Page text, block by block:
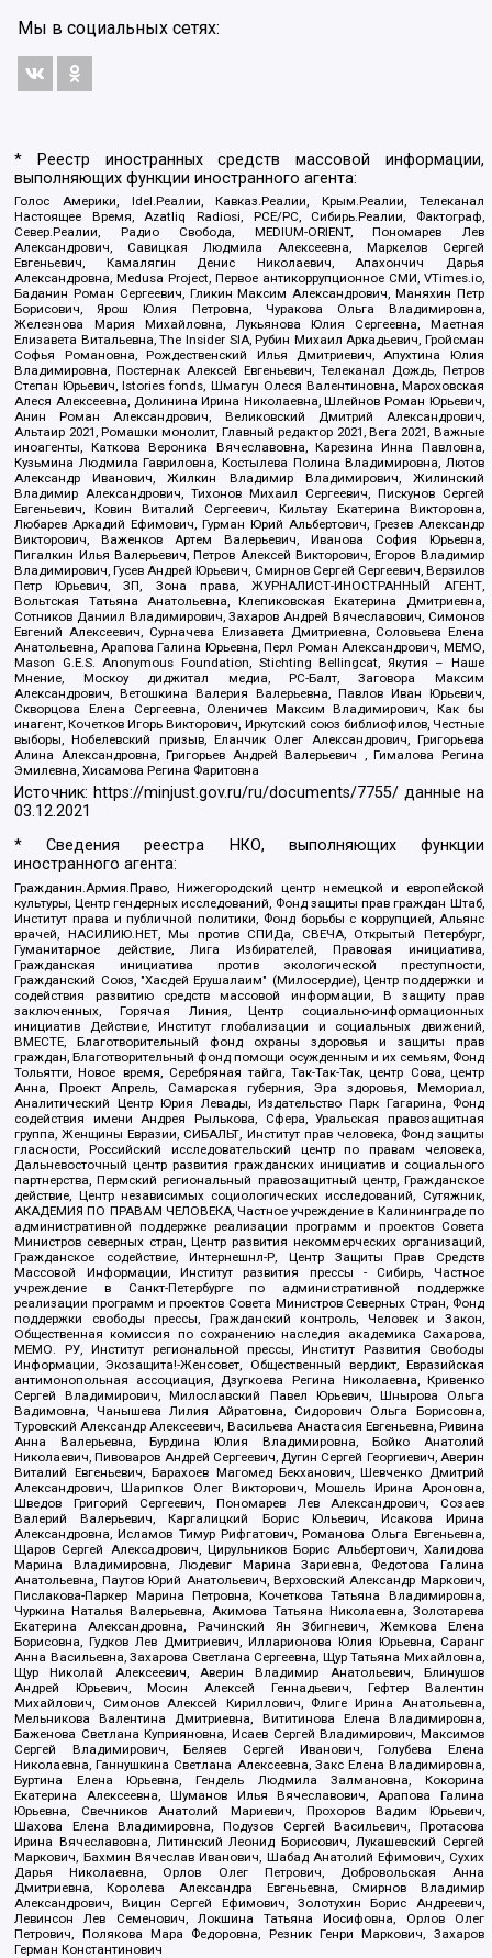
Мы в социальных сетях:
* Реестр иностранных средств массовой информации,
выполняющих функции иностранного агента:
Голос Америки, Idel.Реалии, Кавказ.Реалии, Крым.Реалии, Телеканал
Настоящее Время, Azatliq Radiosi, PCE/PC, Сибирь.Реалии, Фактограф,
Север.Реалии, Радио Свобода, MEDIUM-ORIENT, Пономарев Лев
Александрович, Савицкая Людмила Алексеевна, Маркелов Сергей
Евгеньевич, Камалягин Денис Николаевич, Апахончич Дарья
Александровна, Medusa Project, Первое антикоррупционное СМИ, VTimes.io,
Баданин Роман Сергеевич, Гликин Максим Александрович, Маняхин Петр
Борисович, Ярош Юлия Петровна, Чуракова Ольга Владимировна,
Железнова Мария Михайловна, Лукьянова Юлия Сергеевна, Маетная
Елизавета Витальевна, The Insider SIA, Рубин Михаил Аркадьевич, Гройсман
Софья Романовна, Рождественский Илья Дмитриевич, Апухтина Юлия
Владимировна, Постернак Алексей Евгеньевич, Телеканал Дождь, Петров
Степан Юрьевич, Istories fonds, Шмагун Олеся Валентиновна, Мароховская
Алеся Алексеевна, Долинина Ирина Николаевна, Шлейнов Роман Юрьевич,
Анин Роман Александрович, Великовский Дмитрий Александрович,
Альтаир 2021, Ромашки монолит, Главный редактор 2021, Вега 2021, Важные
иноагенты, Каткова Вероника Вячеславовна, Карезина Инна Павловна,
Кузьмина Людмила Гавриловна, Костылева Полина Владимировна, Лютов
Александр Иванович, Жилкин Владимир Владимирович, Жилинский
Владимир Александрович, Тихонов Михаил Сергеевич, Пискунов Сергей
Евгеньевич, Ковин Виталий Сергеевич, Кильтау Екатерина Викторовна,
Любарев Аркадий Ефимович, Гурман Юрий Альбертович, Грезев Александр
Викторович, Важенков Артем Валерьевич, Иванова София Юрьевна,
Пигалкин Илья Валерьевич, Петров Алексей Викторович, Егоров Владимир
Владимирович, Гусев Андрей Юрьевич, Смирнов Сергей Сергеевич, Верзилов
Петр Юрьевич, ЗП, Зона права, ЖУРНАЛИСТ-ИНОСТРАННЫЙ АГЕНТ,
Вольтская Татьяна Анатольевна, Клепиковская Екатерина Дмитриевна,
Сотников Даниил Владимирович, Захаров Андрей Вячеславович, Симонов
Евгений Алексеевич, Сурначева Елизавета Дмитриевна, Соловьева Елена
Анатольевна, Арапова Галина Юрьевна, Перл Роман Александрович, МЕМО,
Mason G.E.S. Anonymous Foundation, Stichting Bellingcat, Якутия – Наше
Мнение, Москоу диджитал медиа, РС-Балт, Заговора Максим
Александрович, Ветошкина Валерия Валерьевна, Павлов Иван Юрьевич,
Скворцова Елена Сергеевна, Оленичев Максим Владимирович, Как бы
инагент, Кочетков Игорь Викторович, Иркутский союз библиофилов, Честные
выборы, Нобелевский призыв, Еланчик Олег Александрович, Григорьева
Алина Александровна, Григорьев Андрей Валерьевич , Гималова Регина
Эмилевна, Хисамова Регина Фаритовна
Источник: https://minjust.gov.ru/ru/documents/7755/ данные на
03.12.2021
* Сведения реестра НКО, выполняющих функции
иностранного агента:
Гражданин.Армия.Право, Нижегородский центр немецкой и европейской
культуры, Центр гендерных исследований, Фонд защиты прав граждан Штаб,
Институт права и публичной политики, Фонд борьбы с коррупцией, Альянс
врачей, НАСИЛИЮ.НЕТ, Мы против СПИДа, СВЕЧА, Открытый Петербург,
Гуманитарное действие, Лига Избирателей, Правовая инициатива,
Гражданская инициатива против экологической преступности,
Гражданский Союз, "Хасдей Ерушалаим" (Милосердие), Центр поддержки и
содействия развитию средств массовой информации, В защиту прав
заключенных, Горячая Линия, Центр социально-информационных
инициатив Действие, Институт глобализации и социальных движений,
ВМЕСТЕ, Благотворительный фонд охраны здоровья и защиты прав
граждан, Благотворительный фонд помощи осужденным и их семьям, Фонд
Тольятти, Новое время, Серебряная тайга, Так-Так-Так, центр Сова, центр
Анна, Проект Апрель, Самарская губерния, Эра здоровья, Мемориал,
Аналитический Центр Юрия Левады, Издательство Парк Гагарина, Фонд
содействия имени Андрея Рылькова, Сфера, Уральская правозащитная
группа, Женщины Евразии, СИБАЛЬТ, Институт прав человека, Фонд защиты
гласности, Российский исследовательский центр по правам человека,
Дальневосточный центр развития гражданских инициатив и социального
партнерства, Пермский региональный правозащитный центр, Гражданское
действие, Центр независимых социологических исследований, Сутяжник,
АКАДЕМИЯ ПО ПРАВАМ ЧЕЛОВЕКА, Частное учреждение в Калининграде по
административной поддержке реализации программ и проектов Совета
Министров северных стран, Центр развития некоммерческих организаций,
Гражданское содействие, Интернешнл-Р, Центр Защиты Прав Средств
Массовой Информации, Институт развития прессы - Сибирь, Частное
учреждение в Санкт-Петербурге по административной поддержке
реализации программ и проектов Совета Министров Северных Стран, Фонд
поддержки свободы прессы, Гражданский контроль, Человек и Закон,
Общественная комиссия по сохранению наследия академика Сахарова,
МЕМО. РУ, Институт региональной прессы, Институт Развития Свободы
Информации, Экозащита!-Женсовет, Общественный вердикт, Евразийская
антимонопольная ассоциация, Дзугкоева Регина Николаевна, Кривенко
Сергей Владимирович, Милославский Павел Юрьевич, Шнырова Ольга
Вадимовна, Чанышева Лилия Айратовна, Сидорович Ольга Борисовна,
Туровский Александр Алексеевич, Васильева Анастасия Евгеньевна, Ривина
Анна Валерьевна, Бурдина Юлия Владимировна, Бойко Анатолий
Николаевич, Пивоваров Андрей Сергеевич, Дугин Сергей Георгиевич, Аверин
Виталий Евгеньевич, Барахоев Магомед Бекханович, Шевченко Дмитрий
Александрович, Шарипков Олег Викторович, Мошель Ирина Ароновна,
Шведов Григорий Сергеевич, Пономарев Лев Александрович, Созаев
Валерий Валерьевич, Каргалицкий Борис Юльевич, Исакова Ирина
Александровна, Исламов Тимур Рифгатович, Романова Ольга Евгеньевна,
Щаров Сергей Алексадрович, Цирульников Борис Альбертович, Халидова
Марина Владимировна, Людевиг Марина Зариевна, Федотова Галина
Анатольевна, Паутов Юрий Анатольевич, Верховский Александр Маркович,
Пислакова-Паркер Марина Петровна, Кочеткова Татьяна Владимировна,
Чуркина Наталья Валерьевна, Акимова Татьяна Николаевна, Золотарева
Екатерина Александровна, Рачинский Ян Збигневич, Жемкова Елена
Борисовна, Гудков Лев Дмитриевич, Илларионова Юлия Юрьевна, Саранг
Анна Васильевна, Захарова Светлана Сергеевна, Щур Татьяна Михайловна,
Щур Николай Алексеевич, Аверин Владимир Анатольевич, Блинушов
Андрей Юрьевич, Мосин Алексей Геннадьевич, Гефтер Валентин
Михайлович, Симонов Алексей Кириллович, Флиге Ирина Анатольевна,
Мельникова Валентина Дмитриевна, Вититинова Елена Владимировна,
Баженова Светлана Куприяновна, Исаев Сергей Владимирович, Максимов
Сергей Владимирович, Беляев Сергей Иванович, Голубева Елена
Николаевна, Ганнушкина Светлана Алексеевна, Закс Елена Владимировна,
Буртина Елена Юрьевна, Гендель Людмила Залмановна, Кокорина
Екатерина Алексеевна, Шуманов Илья Вячеславович, Арапова Галина
Юрьевна, Свечников Анатолий Мариевич, Прохоров Вадим Юрьевич,
Шахова Елена Владимировна, Подузов Сергей Васильевич, Протасова
Ирина Вячеславовна, Литинский Леонид Борисович, Лукашевский Сергей
Маркович, Бахмин Вячеслав Иванович, Шабад Анатолий Ефимович, Сухих
Дарья Николаевна, Орлов Олег Петрович, Добровольская Анна
Дмитриевна, Королева Александра Евгеньевна, Смирнов Владимир
Александрович, Вицин Сергей Ефимович, Золотухин Борис Андреевич,
Левинсон Лев Семенович, Локшина Татьяна Иосифовна, Орлов Олег
Петрович, Полякова Мара Федоровна, Резник Генри Маркович, Захаров
Герман Константинович